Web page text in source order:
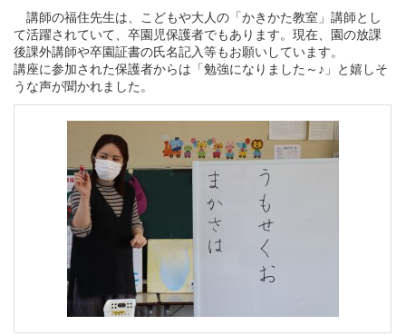
講師の福住先生は、こどもや大人の「かきかた教室」講師とし
て活躍されていて、卒園児保護者でもあります。現在、園の放課
後課外講師や卒園証書の氏名記入等もお願いしています。
講座に参加された保護者からは「勉強になりました～♪」と嬉しそ
うな声が聞かれました。